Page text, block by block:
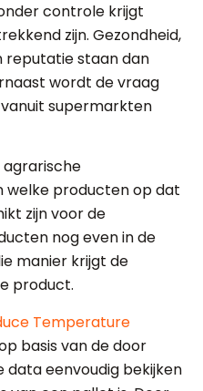
controle krijgt
zijn. Gezondheid,
reputatie staan dan
wordt de vraag
supermarkten
agrarische
welke producten op dat
zijn voor de
nog even in de
manier krijgt de
product.
Temperature
basis van de door
data eenvoudig bekijken